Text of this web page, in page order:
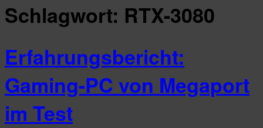
Schlagwort: RTX-3080
Erfahrungsbericht:
Gaming-PC von Megaport
im Test